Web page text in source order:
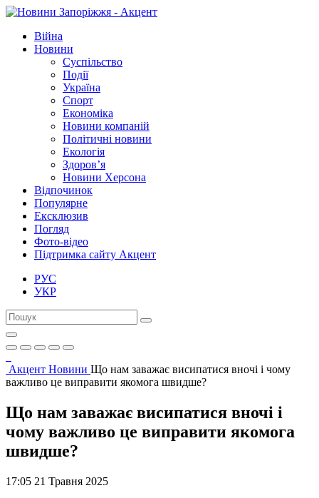
Війна
Новини
Суспільство
Події
Україна
Спорт
Економіка
Новини компаній
Політичні новини
Екологія
Здоров’я
Новини Херсона
Відпочинок
Популярне
Ексклюзив
Погляд
Фото-відео
Підтримка сайту Акцент
РУС
УКР
Акцент Новини Що нам заважає висипатися вночі і чому
важливо це виправити якомога швидше?
Що нам заважає висипатися вночі і
чому важливо це виправити якомога
швидше?
17:05 21 Травня 2025